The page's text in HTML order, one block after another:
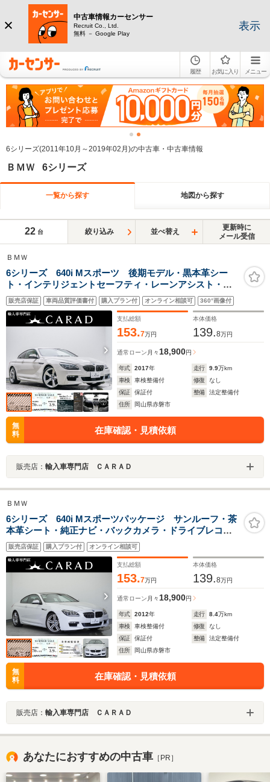
中古車情報カーセンサー
Recruit Co., Ltd.
無料 － Google Play
表示
履歴 お気に入り メニュー
6シリーズ(2011年10月～2019年02月)の中古車・中古車情報
ＢＭＷ 6シリーズ
一覧から探す 地図から探す
22 台 絞り込み 並べ替え
更新時に
メール受信
ＢＭＷ
6シリーズ 640i Mスポーツ 後期モデル・黒本革シー
ト・インテリジェントセーフティ・レーンアシスト・ヘ
ッドアップディスプレイ・ブラインドスポットモニタ
ー・デジタルメーター・電子パーキング・オートホール
ド・ソナーセンサー・禁煙車
販売店保証 車両品質評価書付 購入プラン付 オンライン相談可 360°画像付
支払総額
153.7万円
本体価格
139.8万円
通常ローン 月々18,900円
年式 2017年 走行 9.9万km
車検
車検整備付 修復
なし
保証
保証付 整備
法定整備付
住所
岡山県赤磐市
無
料
在庫確認・見積依頼
販売店： 輸入車専門店 ＣＡＲＡＤ
ＢＭＷ
6シリーズ 640i Mスポーツパッケージ サンルーフ・茶
本革シート・純正ナビ・バックカメラ・ドライブレコー
ダー・サイドカメラ・オートホールド・電動パーキン
グ・アイドリングストップ・シートヒーター・シートメ
モリー・ソナーセンサー・クルコン
販売店保証 購入プラン付 オンライン相談可
支払総額
153.7万円
本体価格
139.8万円
通常ローン 月々18,900円
年式 2012年 走行 8.4万km
車検
車検整備付 修復
なし
保証
保証付 整備
法定整備付
住所
岡山県赤磐市
無
料
在庫確認・見積依頼
販売店： 輸入車専門店 ＣＡＲＡＤ
あなたにおすすめの中古車 ［PR］